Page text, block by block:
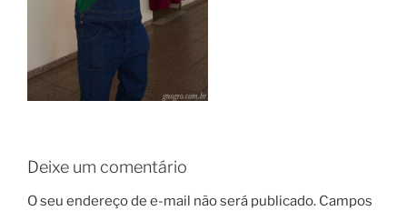
Deixe um comentário
O seu endereço de e-mail não será publicado. Campos